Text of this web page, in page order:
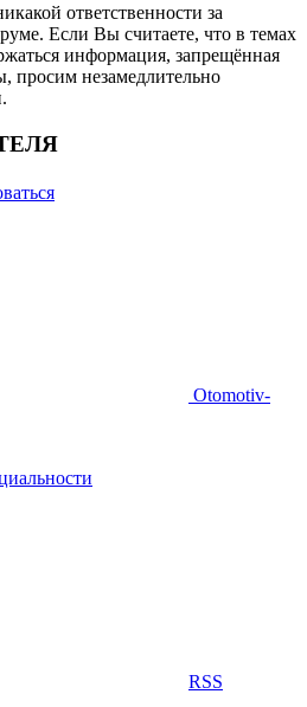
ответственности за
Если Вы считаете, что в темах
информация, запрещённая
просим незамедлительно
Otomotiv-
RSS